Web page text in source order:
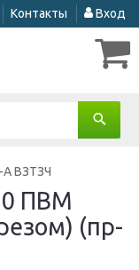
Контакты Вход
А ВЗТЗЧ
ПВМ
(пр-